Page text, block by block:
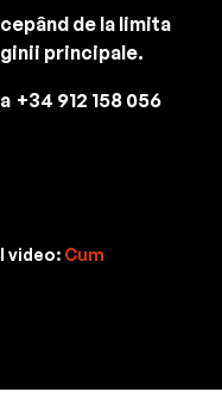
de la limita
principale.
+34 912 158 056
video: Cum